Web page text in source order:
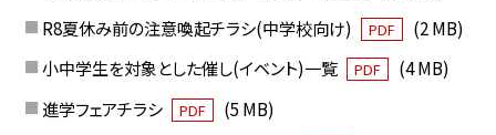
R8夏休み前の注意喚起チラシ(中学校向け)
PDF
(2 MB)
小中学生を対象とした催し(イベント)一覧
PDF
(4 MB)
進学フェアチラシ
PDF
(5 MB)